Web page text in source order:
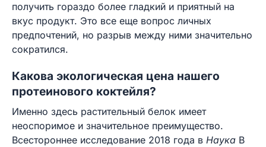
получить гораздо более гладкий и приятный на
вкус продукт. Это все еще вопрос личных
предпочтений, но разрыв между ними значительно
сократился.
Какова экологическая цена нашего
протеинового коктейля?
Именно здесь растительный белок имеет
неоспоримое и значительное преимущество.
Всестороннее исследование 2018 года в Наука В